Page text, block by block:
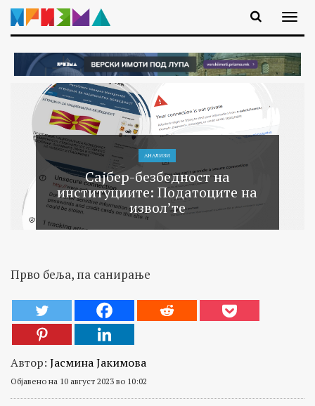
АНАЛИЗИ
Сајбер-безбедност на
институциите: Податоците на
извол’те
Прво беља, па санирање
Автор: Јасмина Јакимова
Објавено на 10 август 2023 во 10:02